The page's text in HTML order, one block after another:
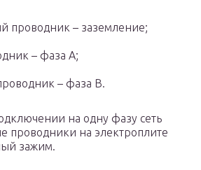
проводник – заземление;
– фаза А;
– фаза В.
на одну фазу сеть
проводники на электроплите
зажим.